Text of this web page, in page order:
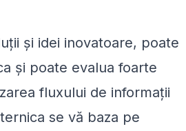
și idei inovatoare, poate
și poate evalua foarte
fluxului de informații
se vă baza pe